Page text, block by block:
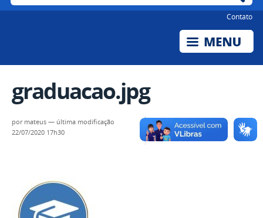
Contato
graduacao.jpg
por mateus — última modificação
22/07/2020 17h30